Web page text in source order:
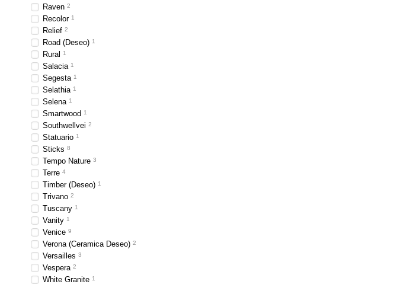
Raven 2
Recolor 1
Relief 2
Road (Deseo) 1
Rural 1
Salacia 1
Segesta 1
Selathia 1
Selena 1
Smartwood 1
Southwellvei 2
Statuario 1
Sticks 8
Tempo Nature 3
Terre 4
Timber (Deseo) 1
Trivano 2
Tuscany 1
Vanity 1
Venice 9
Verona (Ceramica Deseo) 2
Versailles 3
Vespera 2
White Granite 1